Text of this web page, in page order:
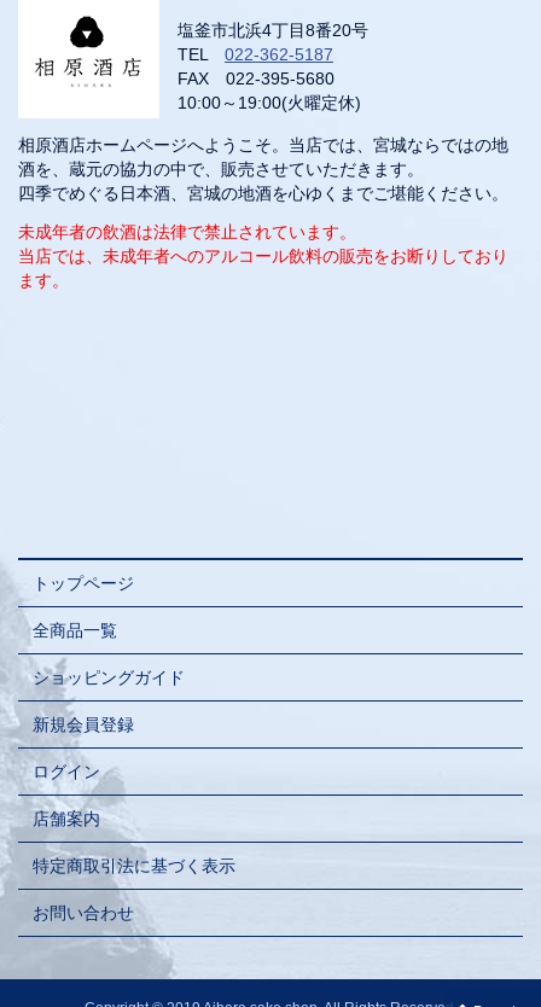
塩釜市北浜4丁目8番20号
TEL 022-362-5187
FAX 022-395-5680
10:00～19:00(火曜定休)
相原酒店ホームページへようこそ。当店では、宮城ならではの地
酒を、蔵元の協力の中で、販売させていただきます。
四季でめぐる日本酒、宮城の地酒を心ゆくまでご堪能ください。
未成年者の飲酒は法律で禁止されています。
当店では、未成年者へのアルコール飲料の販売をお断りしており
ます。
トップページ
全商品一覧
ショッピングガイド
新規会員登録
ログイン
店舗案内
特定商取引法に基づく表示
お問い合わせ